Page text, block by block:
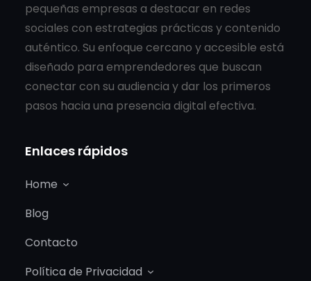
pequeñas empresas a destacar en redes
sociales con estrategias prácticas y contenido
auténtico. Su enfoque cercano y accesible está
diseñado para emprendedores que buscan
conectar con su audiencia y dar los primeros
pasos hacia una presencia digital efectiva.
Enlaces rápidos
Home
Blog
Contacto
Política de Privacidad